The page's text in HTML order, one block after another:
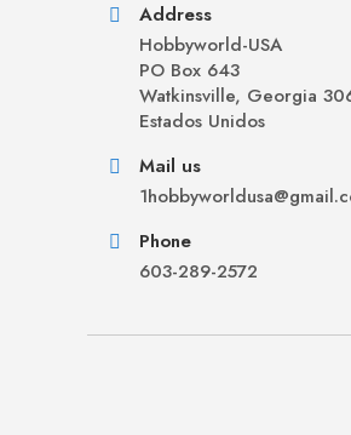
Address
Hobbyworld-USA
PO Box 643
Watkinsville, Georgia
Estados Unidos
Mail us
Phone
603-289-2572